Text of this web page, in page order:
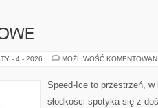
- 4 - 2026 MOŻLIWOŚĆ
Speed-Ice to przestrzeń, w
słodkości spotyka się z